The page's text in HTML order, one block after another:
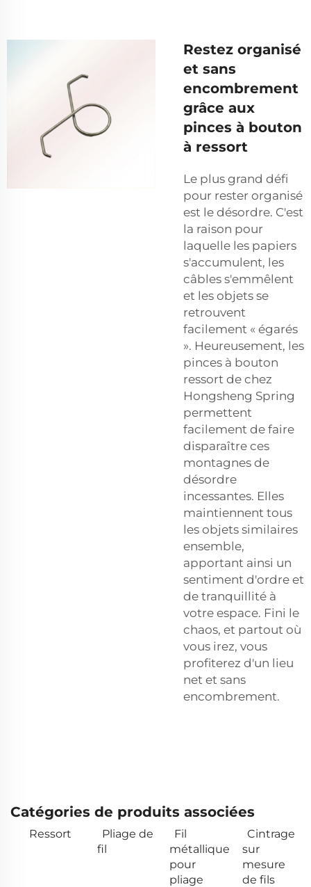
Restez organisé
et sans
encombrement
grâce aux
pinces à bouton
à ressort
Le plus grand défi
pour rester organisé
est le désordre. C'est
la raison pour
laquelle les papiers
s'accumulent, les
câbles s'emmêlent
et les objets se
retrouvent
facilement « égarés
». Heureusement, les
pinces à bouton
ressort de chez
Hongsheng Spring
permettent
facilement de faire
disparaître ces
montagnes de
désordre
incessantes. Elles
maintiennent tous
les objets similaires
ensemble,
apportant ainsi un
sentiment d'ordre et
de tranquillité à
votre espace. Fini le
chaos, et partout où
vous irez, vous
profiterez d'un lieu
net et sans
encombrement.
Catégories de produits associées
Ressort
Pliage de
fil
Fil
métallique
pour
pliage
Cintrage
sur
mesure
de fils